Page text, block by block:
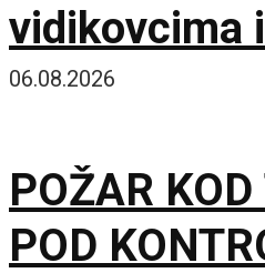
vidikovcima
06.08.2026
POŽAR
POD